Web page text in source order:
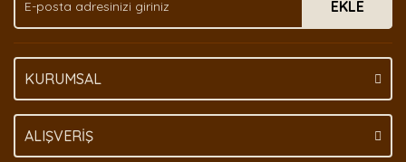
Bu ürüne benzer farklı alternatifler olmalı.
EKLE
KURUMSAL
ALIŞVERİŞ